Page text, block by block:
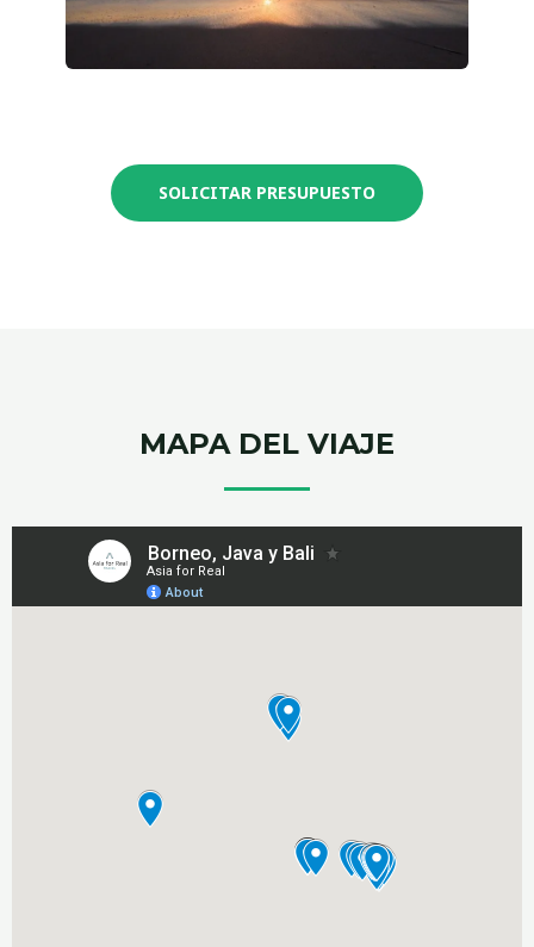
SOLICITAR PRESUPUESTO
MAPA DEL VIAJE